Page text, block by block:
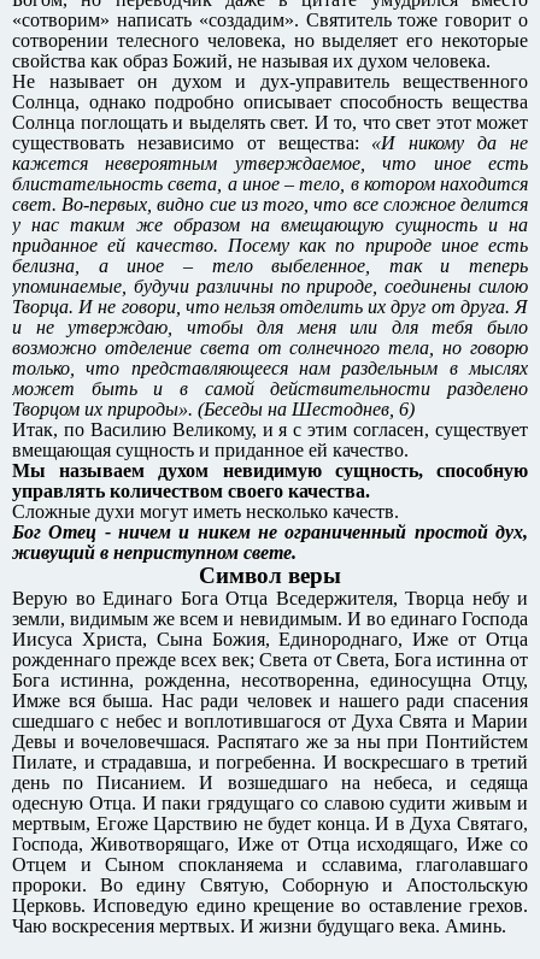
«сотворим» написать «создадим». Святитель тоже говорит о
сотворении телесного человека, но выделяет его некоторые
свойства как образ Божий, не называя их духом человека.
Не называет он духом и дух-управитель вещественного
Солнца, однако подробно описывает способность вещества
Солнца поглощать и выделять свет. И то, что свет этот может
существовать независимо от вещества: «И никому да не
кажется невероятным утверждаемое, что иное есть
блистательность света, а иное – тело, в котором находится
свет. Во-первых, видно сие из того, что все сложное делится
у нас таким же образом на вмещающую сущность и на
приданное ей качество. Посему как по природе иное есть
белизна, а иное – тело выбеленное, так и теперь
упоминаемые, будучи различны по природе, соединены силою
Творца. И не говори, что нельзя отделить их друг от друга. Я
и не утверждаю, чтобы для меня или для тебя было
возможно отделение света от солнечного тела, но говорю
только, что представляющееся нам раздельным в мыслях
может быть и в самой действительности разделено
Творцом их природы». (Беседы на Шестоднев, 6)
Итак, по Василию Великому, и я с этим согласен, существует
вмещающая сущность и приданное ей качество.
Мы называем духом невидимую сущность, способную
управлять количеством своего качества.
Сложные духи могут иметь несколько качеств.
Бог Отец - ничем и никем не ограниченный простой дух,
живущий в неприступном свете.
Символ веры
Верую во Единаго Бога Отца Вседержителя, Творца небу и
земли, видимым же всем и невидимым. И во единаго Господа
Иисуса Христа, Сына Божия, Единороднаго, Иже от Отца
рожденнаго прежде всех век; Света от Света, Бога истинна от
Бога истинна, рожденна, несотворенна, единосущна Отцу,
Имже вся быша. Нас ради человек и нашего ради спасения
сшедшаго с небес и воплотившагося от Духа Свята и Марии
Девы и вочеловечшася. Распятаго же за ны при Понтийстем
Пилате, и страдавша, и погребенна. И воскресшаго в третий
день по Писанием. И возшедшаго на небеса, и седяща
одесную Отца. И паки грядущаго со славою судити живым и
мертвым, Егоже Царствию не будет конца. И в Духа Святаго,
Господа, Животворящаго, Иже от Отца исходящаго, Иже со
Отцем и Сыном спокланяема и сславима, глаголавшаго
пророки. Во едину Святую, Соборную и Апостольскую
Церковь. Исповедую едино крещение во оставление грехов.
Чаю воскресения мертвых. И жизни будущаго века. Аминь.